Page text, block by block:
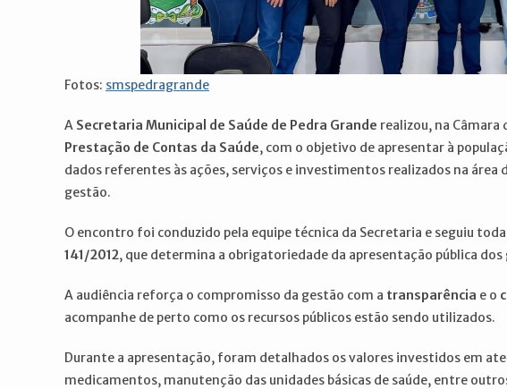
Fotos: smspedragrande
A Secretaria Municipal de Saúde de Pedra Grande realizou, na Câmara
Prestação de Contas da Saúde, com o objetivo de apresentar à
dados referentes às ações, serviços e investimentos realizados na área
gestão.
O encontro foi conduzido pela equipe técnica da Secretaria e seguiu
141/2012, que determina a obrigatoriedade da apresentação pública
A audiência reforça o compromisso da gestão com a transparência e o
acompanhe de perto como os recursos públicos estão sendo utilizados.
Durante a apresentação, foram detalhados os valores investidos em
medicamentos, manutenção das unidades básicas de saúde, entre